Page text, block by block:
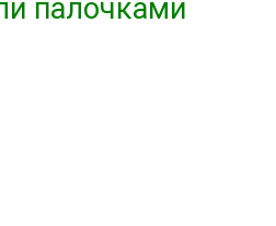
палочками